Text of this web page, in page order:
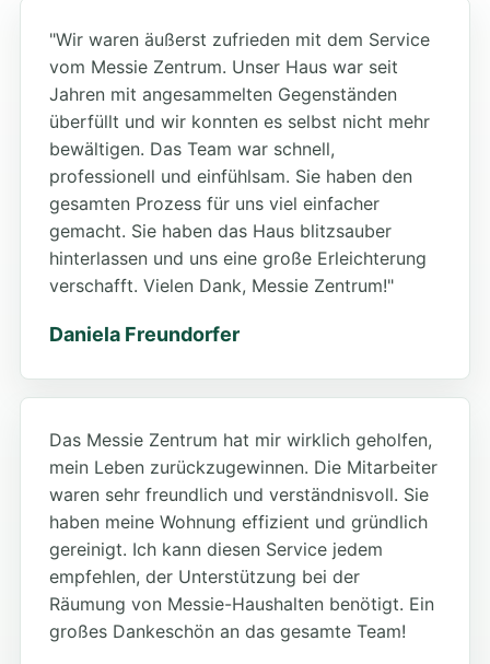
"Wir waren äußerst zufrieden mit dem Service
vom Messie Zentrum. Unser Haus war seit
Jahren mit angesammelten Gegenständen
überfüllt und wir konnten es selbst nicht mehr
bewältigen. Das Team war schnell,
professionell und einfühlsam. Sie haben den
gesamten Prozess für uns viel einfacher
gemacht. Sie haben das Haus blitzsauber
hinterlassen und uns eine große Erleichterung
verschafft. Vielen Dank, Messie Zentrum!"
Daniela Freundorfer
Das Messie Zentrum hat mir wirklich geholfen,
mein Leben zurückzugewinnen. Die Mitarbeiter
waren sehr freundlich und verständnisvoll. Sie
haben meine Wohnung effizient und gründlich
gereinigt. Ich kann diesen Service jedem
empfehlen, der Unterstützung bei der
Räumung von Messie-Haushalten benötigt. Ein
großes Dankeschön an das gesamte Team!